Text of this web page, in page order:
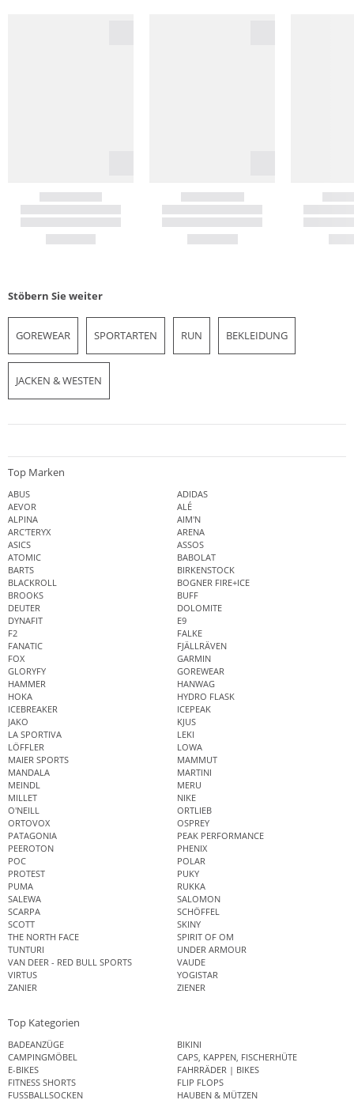
Stöbern Sie weiter
GOREWEAR SPORTARTEN RUN BEKLEIDUNG
JACKEN & WESTEN
Top Marken
ABUS
ADIDAS
AEVOR
ALÉ
ALPINA
AIM'N
ARC'TERYX
ARENA
ASICS
ASSOS
ATOMIC
BABOLAT
BARTS
BIRKENSTOCK
BLACKROLL
BOGNER FIRE+ICE
BROOKS
BUFF
DEUTER
DOLOMITE
DYNAFIT
E9
F2
FALKE
FANATIC
FJÄLLRÄVEN
FOX
GARMIN
GLORYFY
GOREWEAR
HAMMER
HANWAG
HOKA
HYDRO FLASK
ICEBREAKER
ICEPEAK
JAKO
KJUS
LA SPORTIVA
LEKI
LÖFFLER
LOWA
MAIER SPORTS
MAMMUT
MANDALA
MARTINI
MEINDL
MERU
MILLET
NIKE
O'NEILL
ORTLIEB
ORTOVOX
OSPREY
PATAGONIA
PEAK PERFORMANCE
PEEROTON
PHENIX
POC
POLAR
PROTEST
PUKY
PUMA
RUKKA
SALEWA
SALOMON
SCARPA
SCHÖFFEL
SCOTT
SKINY
THE NORTH FACE
SPIRIT OF OM
TUNTURI
UNDER ARMOUR
VAN DEER - RED BULL SPORTS
VAUDE
VIRTUS
YOGISTAR
ZANIER
ZIENER
Top Kategorien
BADEANZÜGE
BIKINI
CAMPINGMÖBEL
CAPS, KAPPEN, FISCHERHÜTE
E-BIKES
FAHRRÄDER | BIKES
FITNESS SHORTS
FLIP FLOPS
FUSSBALLSOCKEN
HAUBEN & MÜTZEN